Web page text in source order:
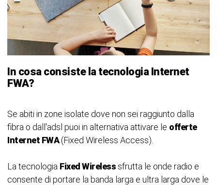
In cosa consiste la tecnologia Internet
FWA?
Se abiti in zone isolate dove non sei raggiunto dalla
fibra o dall'adsl puoi in alternativa attivare le offerte
Internet FWA(Fixed Wireless Access).
La tecnologia Fixed Wireless sfrutta le onde radio e
consente di portare la banda larga e ultra larga dove le